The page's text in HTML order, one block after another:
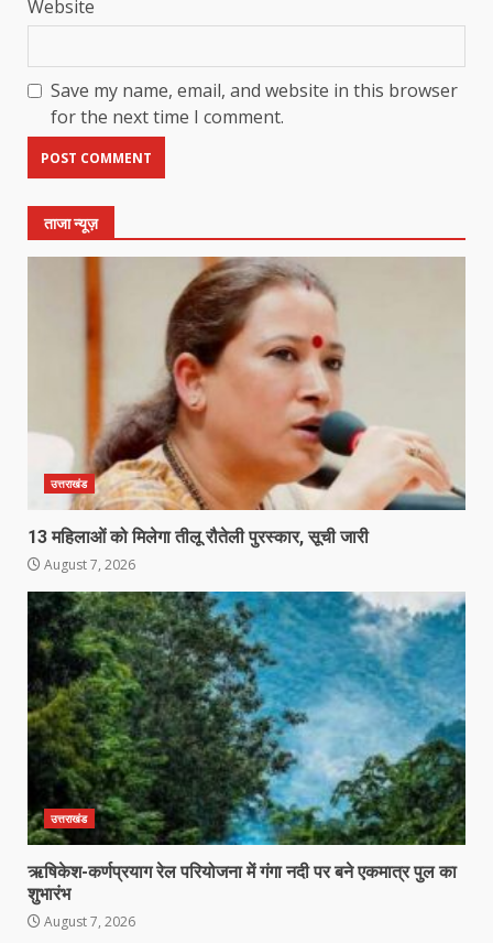
Website
Save my name, email, and website in this browser
for the next time I comment.
ताजा न्यूज़
उत्तराखंड
13 महिलाओं को मिलेगा तीलू रौतेली पुरस्कार, सूची जारी
August 7, 2026
उत्तराखंड
ऋषिकेश-कर्णप्रयाग रेल परियोजना में गंगा नदी पर बने एकमात्र पुल का
शुभारंभ
August 7, 2026